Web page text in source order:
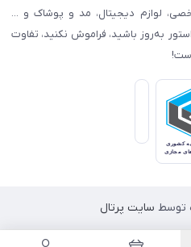
لوازم دیجیتال، مد و پوشاک و ...
به‌روز باشید، فراموش نکنید، تفاوت
توسط سایت پرتال